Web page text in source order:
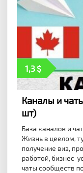
1,3
Каналы и
шт)
База каналов и
Жизнь в цеелом,
получение виз,
работой, бизнес-
чаты сообществ